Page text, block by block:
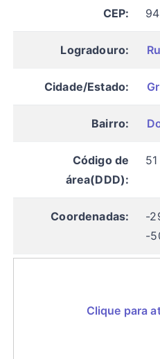
CEP:
Logradouro:
Cidade/Estado:
Bairro:
Código de
área(DDD):
51
Coordenadas:
-
-
Clique para